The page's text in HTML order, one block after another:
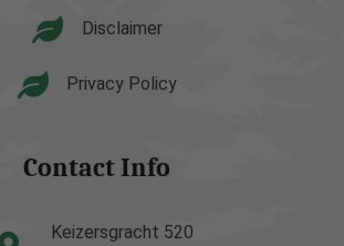
Disclaimer
Privacy Policy
Contact Info
Keizersgracht 520